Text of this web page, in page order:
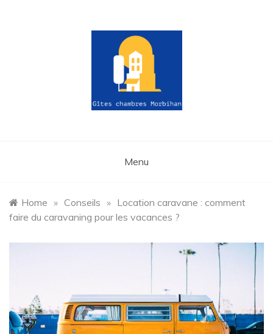
morbihan.fr
Menu
Home » Conseils » Location caravane : comment
faire du caravaning pour les vacances ?